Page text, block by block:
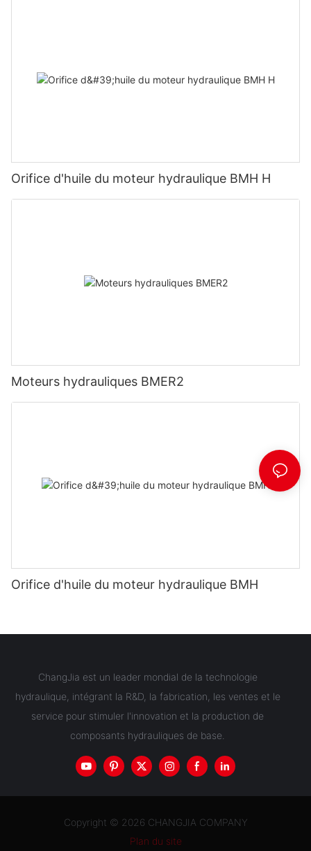
Orifice d'huile du moteur hydraulique BMH H
Moteurs hydrauliques BMER2
Orifice d'huile du moteur hydraulique BMH
ChangJia est un leader mondial de la technologie
hydraulique, intégrant la R&D, la fabrication, les ventes et le
service pour stimuler l'innovation et la production de
composants hydrauliques de base.
Copyright © 2026 CHANGJIA COMPANY
Plan du site